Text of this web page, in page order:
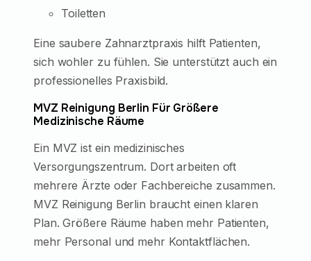
Toiletten
Eine saubere Zahnarztpraxis hilft Patienten,
sich wohler zu fühlen. Sie unterstützt auch ein
professionelles Praxisbild.
MVZ Reinigung Berlin Für Größere
Medizinische Räume
Ein MVZ ist ein medizinisches
Versorgungszentrum. Dort arbeiten oft
mehrere Ärzte oder Fachbereiche zusammen.
MVZ Reinigung Berlin braucht einen klaren
Plan. Größere Räume haben mehr Patienten,
mehr Personal und mehr Kontaktflächen.